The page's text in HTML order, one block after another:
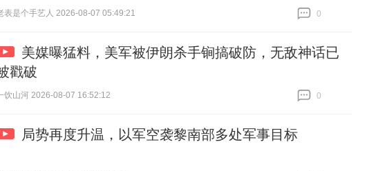
表是个手艺人 2026-08-07 05:49:21
0
美媒曝猛料，美军被伊朗杀手锏搞破防，无敌神话已
戳破
饮山河 2026-08-07 16:52:12
0
局势再度升温，以军空袭黎南部多处军事目标